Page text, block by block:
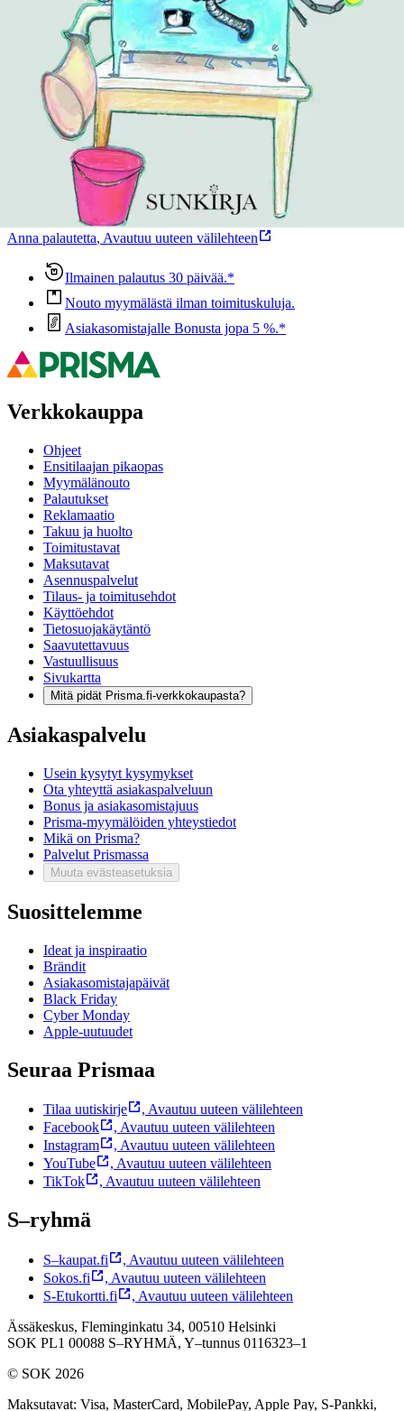
Ominaisuudet
Oletko tyytyväinen tuotetietoihin?
Ovatko tuotetiedot riittävät? Jos tuotetiedoissa on puutteita tai niitä
voisi muuten parantaa, anna palautetta.
Anna palautetta, Avautuu uuteen välilehteen
Ilmainen palautus 30 päivää.*
Nouto myymälästä ilman toimituskuluja.
Asiakasomistajalle Bonusta jopa 5 %.*
Verkkokauppa
Ohjeet
Ensitilaajan pikaopas
Myymälänouto
Palautukset
Reklamaatio
Takuu ja huolto
Toimitustavat
Maksutavat
Asennuspalvelut
Tilaus- ja toimitusehdot
Käyttöehdot
Tietosuojakäytäntö
Saavutettavuus
Vastuullisuus
Sivukartta
Mitä pidät Prisma.fi-verkkokaupasta?
Asiakaspalvelu
Usein kysytyt kysymykset
Ota yhteyttä asiakaspalveluun
Bonus ja asiakasomistajuus
Prisma-myymälöiden yhteystiedot
Mikä on Prisma?
Palvelut Prismassa
Muuta evästeasetuksia
Suosittelemme
Ideat ja inspiraatio
Brändit
Asiakasomistajapäivät
Black Friday
Cyber Monday
Apple-uutuudet
Seuraa Prismaa
Tilaa uutiskirje , Avautuu uuteen välilehteen
Facebook
, Avautuu uuteen välilehteen
Instagram
, Avautuu uuteen välilehteen
YouTube
, Avautuu uuteen välilehteen
TikTok
, Avautuu uuteen välilehteen
S–ryhmä
S–kaupat.fi , Avautuu uuteen välilehteen
Sokos.fi
, Avautuu uuteen välilehteen
S-Etukortti.fi
, Avautuu uuteen välilehteen
Ässäkeskus, Fleminginkatu 34, 00510 Helsinki
SOK PL1 00088 S–RYHMÄ, Y–tunnus 0116323–1
© SOK 2026
Maksutavat: Visa, MasterCard, MobilePay, Apple Pay, S-Pankki,